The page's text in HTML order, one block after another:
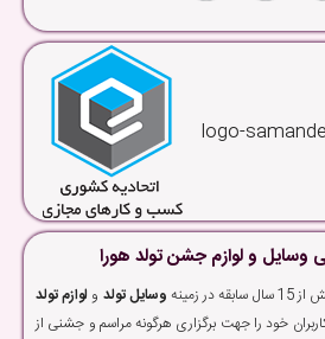
وسایل و لوازم جشن تولد هورا
زمینه وسایل تولد و لوازم تولد
خود را جهت برگزاری هرگونه مراسم و جشنی از